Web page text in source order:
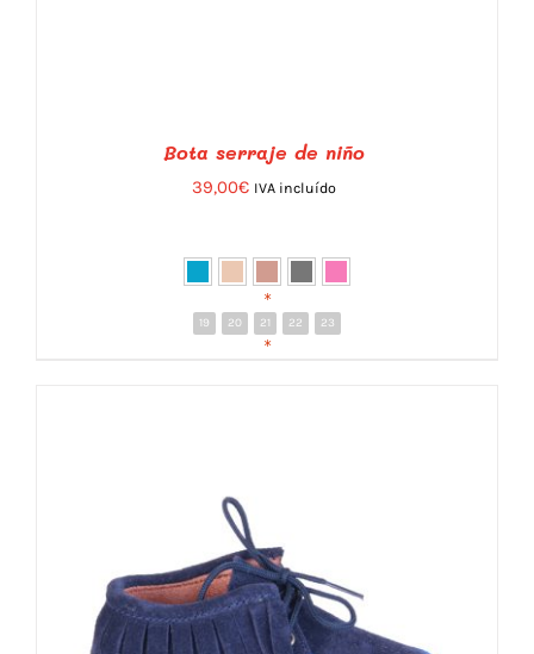
ESTE
SE
PUEDEN
ELEGIR
EN
LA
PÁGINA
DE
PRODUCTO
DETALLES
Bota serraje de niño
39,00€ IVA incluído
*
19 20 21 22 23
*